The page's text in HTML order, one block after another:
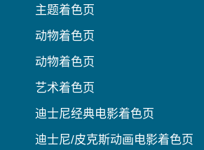
主题着色页
动物着色页
动物着色页
艺术着色页
迪士尼经典电影着色页
迪士尼/皮克斯动画电影着色页